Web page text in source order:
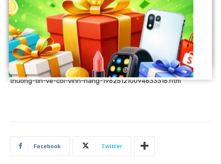
Nguồn: https://nld.com.vn/tang-le-gian-di-tien-dua-nghe-si-
thuong-tin-ve-coi-vinh-hang-196251210094633316.htm
Facebook Twitter